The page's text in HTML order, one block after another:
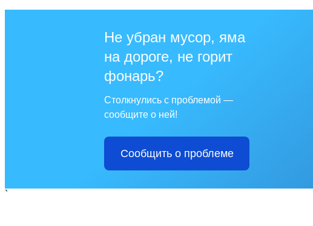
Не убран мусор, яма
на дороге, не горит
фонарь?
Столкнулись с проблемой —
сообщите о ней!
Сообщить о проблеме
`